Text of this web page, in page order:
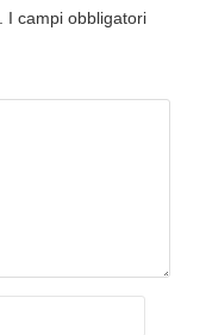
I campi obbligatori